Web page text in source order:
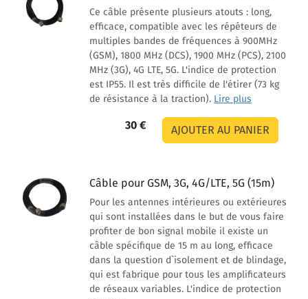
Ce câble présente plusieurs atouts : long,
efficace, compatible avec les répéteurs de
multiples bandes de fréquences à 900MHz
(GSM), 1800 MHz (DCS), 1900 MHz (PCS), 2100
MHz (3G), 4G LTE, 5G. L'indice de protection
est IP55. Il est très difficile de l'étirer (73 kg
de résistance à la traction). Lire plus
30 €
Câble pour GSM, 3G, 4G/LTE, 5G (15m)
Pour les antennes intérieures ou extérieures
qui sont installées dans le but de vous faire
profiter de bon signal mobile il existe un
câble spécifique de 15 m au long, efficace
dans la question d`isolement et de blindage,
qui est fabrique pour tous les amplificateurs
de réseaux variables. L'indice de protection